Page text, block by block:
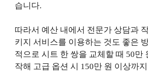
습니다.
따라서 예산 내에서 전문가 상담과
키지 서비스를 이용하는 것도 좋은
적으로 시트 한 쌍을 교체할 때 50만
작해 고급 옵션 시 150만 원 이상까